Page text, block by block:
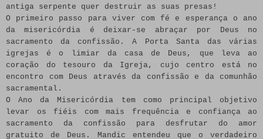
antiga serpente quer destruir as suas presas!
O primeiro passo para viver com fé e esperança o ano
da misericórdia é deixar-se abraçar por Deus no
sacramento da confissão. A Porta Santa das várias
igrejas é o limiar da casa de Deus, que leva ao
coração do tesouro da Igreja, cujo centro está no
encontro com Deus através da confissão e da comunhão
sacramental.
O Ano da Misericórdia tem como principal objetivo
levar os fiéis com mais frequência e confiança ao
sacramento da confissão para desfrutar do amor
gratuito de Deus. Mandic entendeu que o verdadeiro